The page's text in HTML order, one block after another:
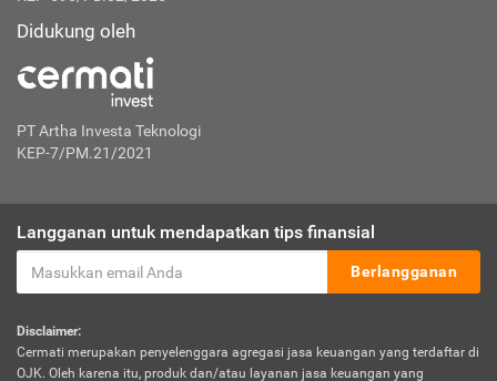
Didukung oleh
PT Artha Investa Teknologi
KEP-7/PM.21/2021
Langganan untuk mendapatkan tips finansial
Berlangganan
Disclaimer:
Cermati merupakan penyelenggara agregasi jasa keuangan yang terdaftar di
OJK. Oleh karena itu, produk dan/atau layanan jasa keuangan yang